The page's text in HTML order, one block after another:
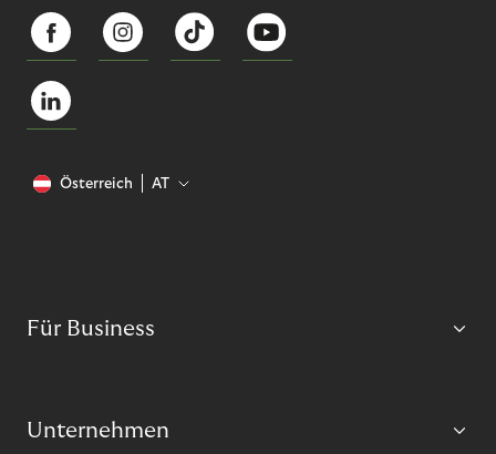
Österreich AT
Für Business
Unternehmen